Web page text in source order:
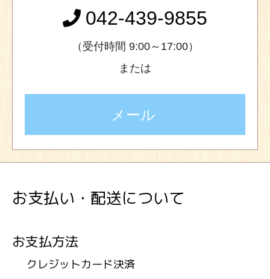
042-439-9855
（受付時間 9:00～17:00）
または
メール
お支払い・配送について
お支払方法
クレジットカード決済